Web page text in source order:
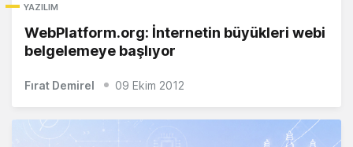
YAZILIM
WebPlatform.org: İnternetin büyükleri webi
belgelemeye başlıyor
Fırat Demirel 09 Ekim 2012